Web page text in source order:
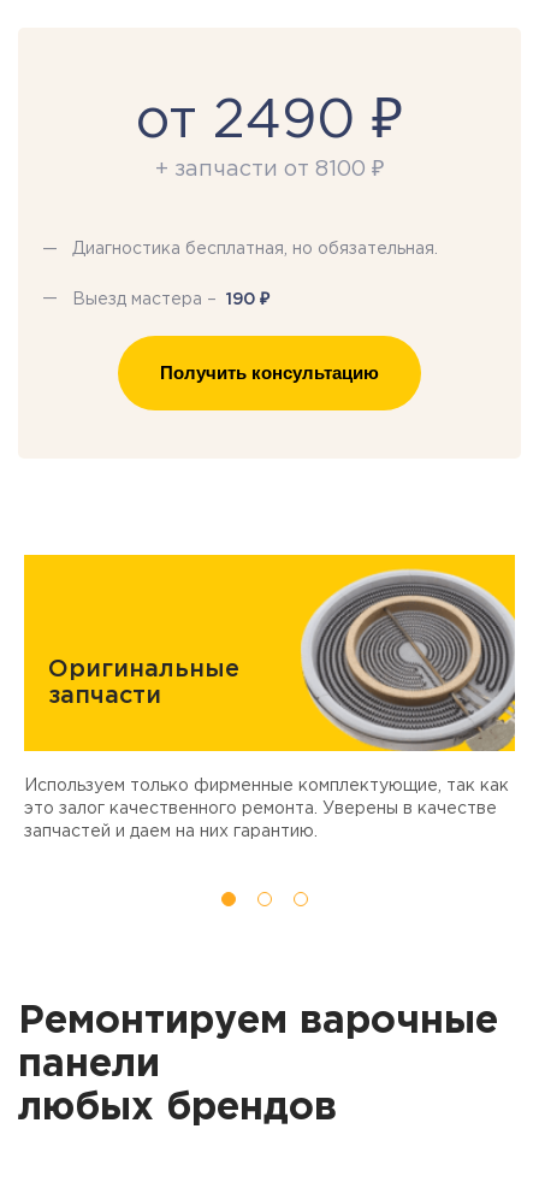
от 2490 ₽
+ запчасти от 8100 ₽
Диагностика бесплатная, но обязательная.
Выезд мастера – 190 ₽
Получить консультацию
Оригинальные
запчасти
Используем только фирменные комплектующие, так как
это залог качественного ремонта. Уверены в качестве
запчастей и даем на них гарантию.
Ремонтируем варочные
панели
любых брендов